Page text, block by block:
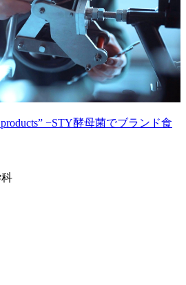
products” −STY酵母菌でブランド食